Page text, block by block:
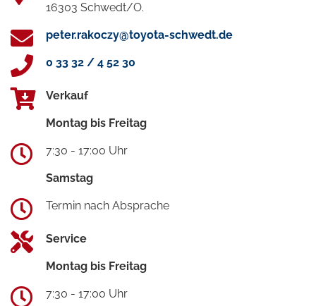
16303 Schwedt/O.
peter.rakoczy@toyota-schwedt.de
0 33 32 / 4 52 30
Verkauf
Montag bis Freitag
7:30 - 17:00 Uhr
Samstag
Termin nach Absprache
Service
Montag bis Freitag
7:30 - 17:00 Uhr